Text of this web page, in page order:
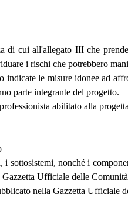
cui all'allegato III che
i rischi che potrebbero
le misure idonee ad
parte integrante del progetto.
abilitato alla
nonché i
Ufficiale delle
nella Gazzetta Ufficiale